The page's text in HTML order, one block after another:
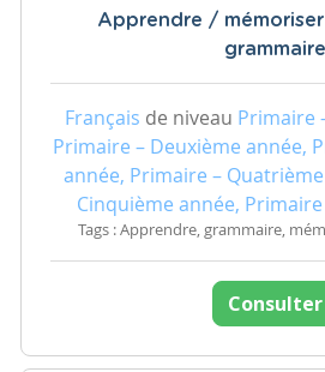
Apprendre /
grammaire
Français de niveau Primaire
Primaire – Deuxième année,
année, Primaire –
Cinquième année,
Tags : Apprendre, grammaire,
Consulter